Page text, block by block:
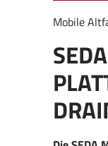
Mobile